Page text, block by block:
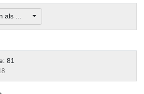
als ...
81